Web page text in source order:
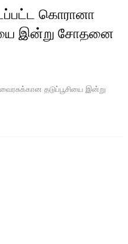
கொரானா
இன்று சோதனை
தடுப்பூசியை இன்று